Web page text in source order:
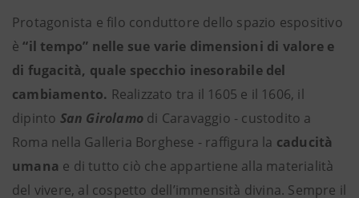
Protagonista e filo conduttore dello spazio espositivo
è“il tempo” nelle sue varie dimensioni di valore e
di fugacità, quale specchio inesorabile del
cambiamento. Realizzato tra il 1605 e il 1606, il
dipinto San Girolamo di Caravaggio - custodito a
Roma nella Galleria Borghese - raffigura la caducità
umana e di tutto ciò che appartiene alla materialità
del vivere, al cospetto dell’immensità divina. Sempre il